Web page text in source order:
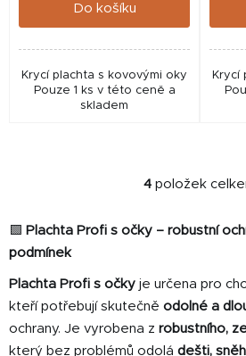
Do košíku
Krycí plachta s kovovými oky
Pouze 1 ks v této ceně a
skladem
Krycí
O
l
a
c
í
p
4položek
🟩 Plachta Profi s očky – robustní
podmínek
Plachta Profi s očky je určena pro
kteří potřebují skutečně odolné a
ochrany. Je vyrobena z robustního,
který bez problémů odolá dešti,